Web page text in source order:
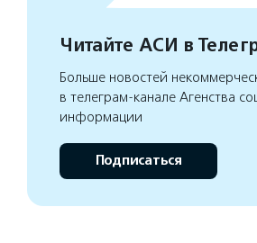
Читайте АСИ в
Больше новостей
в телеграм-канале Агенства
информации
Подписаться